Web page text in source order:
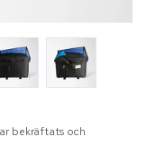
bekräftats och